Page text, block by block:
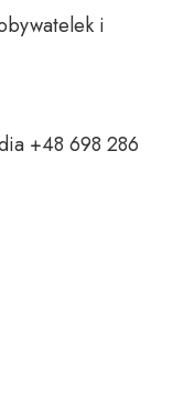
i
+48 698 286